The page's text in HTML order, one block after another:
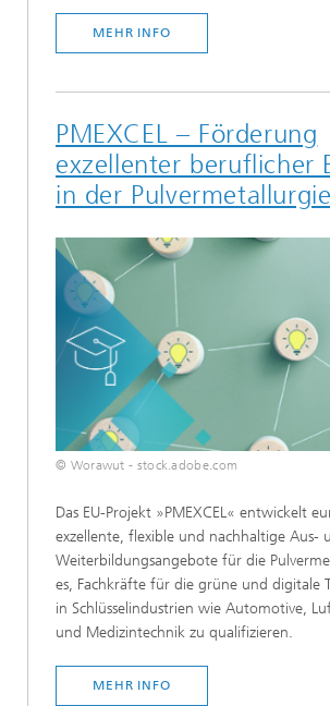
MEHR INFO
PMEXCEL – Förderung
exzellenter beruflicher
in der Pulvermetallurgie
© Worawut - stock.adobe.com
Das EU-Projekt »PMEXCEL« entwickelt
exzellente, flexible und nachhaltige Aus-
Weiterbildungsangebote für die
es, Fachkräfte für die grüne und digitale
in Schlüsselindustrien wie Automotive,
und Medizintechnik zu qualifizieren.
MEHR INFO